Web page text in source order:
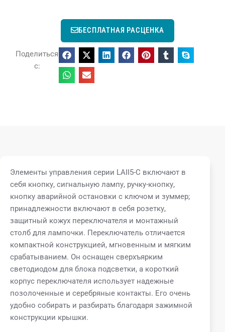
БЕСПЛАТНАЯ РАСЦЕНКА
Поделиться
с:
Элементы управления серии LAII5-C включают в
себя кнопку, сигнальную лампу, ручку-кнопку,
кнопку аварийной остановки с ключом и зуммер;
принадлежности включают в себя розетку,
защитный кожух переключателя и монтажный
столб для лампочки. Переключатель отличается
компактной конструкцией, мгновенным и мягким
срабатыванием. Он оснащен сверхъярким
светодиодом для блока подсветки, а короткий
корпус переключателя использует надежные
позолоченные и серебряные контакты. Его очень
удобно собирать и разбирать благодаря зажимной
конструкции крышки.